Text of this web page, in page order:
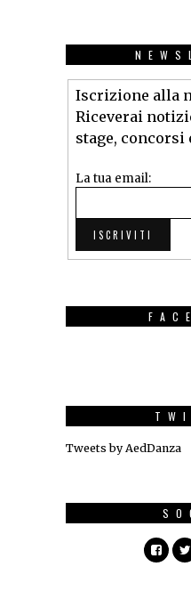
Iscrizione alla
Riceverai
stage, concorsi
La tua email:
Tweets by AedDanza